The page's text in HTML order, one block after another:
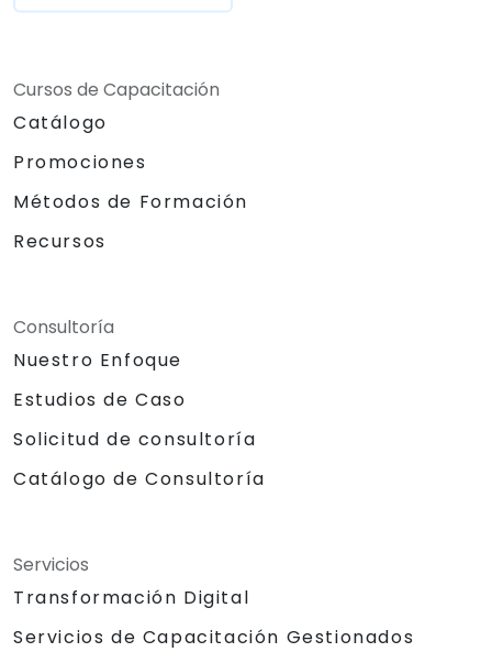
Cursos de Capacitación
Catálogo
Promociones
Métodos de Formación
Recursos
Consultoría
Nuestro Enfoque
Estudios de Caso
Solicitud de consultoría
Catálogo de Consultoría
Servicios
Transformación Digital
Servicios de Capacitación Gestionados